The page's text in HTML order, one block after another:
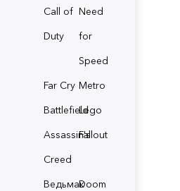
Call of
Duty
Need
for
Speed
Far Cry Metro
BattlefieldLego
Assassin's
Creed
Fallout
ВедьмакDoom